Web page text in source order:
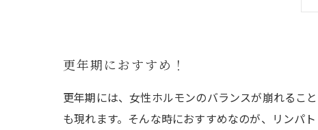
更年期におすすめ！
更年期には、女性ホルモンのバランスが崩れるこ
も現れます。そんな時におすすめなのが、リンパ